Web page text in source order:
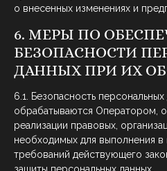
о внесенных изменениях и
6. МЕРЫ ПО
БЕЗОПАСНОСТИ
ДАННЫХ ПРИ ИХ
6.1. Безопасность
обрабатываются Оператором,
реализации правовых,
необходимых для выполнения
требований действующего